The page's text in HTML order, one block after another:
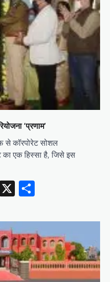
‘प्रणाम’
से कॉरपोरेट सोशल
का एक हिस्सा है, जिसे इस
X